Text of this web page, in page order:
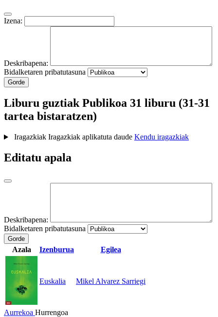
Izena:
Deskribapena:
Bidalketaren pribatutasuna
Gorde
Liburu guztiakPublikoa 31 liburu (31-31
tartea bistaratzen)
Iragazkiak Iragazkiak aplikatuta daude Kendu iragazkiak
Editatu apala
Deskribapena:
Bidalketaren pribatutasuna
Gorde
Azala Izenburua Egilea
Euskalia Mikel Alvarez Sarriegi
Aurrekoa Hurrengoa